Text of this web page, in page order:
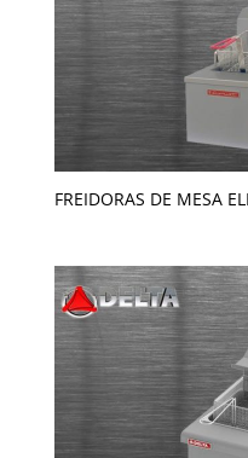
FREIDORAS DE MESA